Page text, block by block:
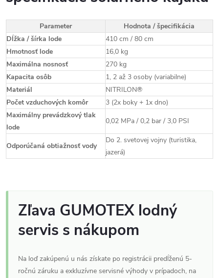
Parameter
Hodnota / špecifikácia
Dĺžka / šírka lode
410 cm / 80 cm
Hmotnosť lode
16,0 kg
Maximálna nosnosť
270 kg
Kapacita osôb
1, 2 až 3 osoby (variabilne)
Materiál
NITRILON®
Počet vzduchových komôr
3 (2x boky + 1x dno)
Maximálny prevádzkový tlak
lode
0,02 MPa / 0,2 bar / 3,0 PSI
Odporúčaná obtiažnosť vody
Do 2. svetovej vojny (turistika,
jazerá)
Zľava GUMOTEX lodný
servis s nákupom
Na loď zakúpenú u nás získate po registrácii predĺženú 5-
ročnú záruku a exkluzívne servisné výhody v prípadoch, na